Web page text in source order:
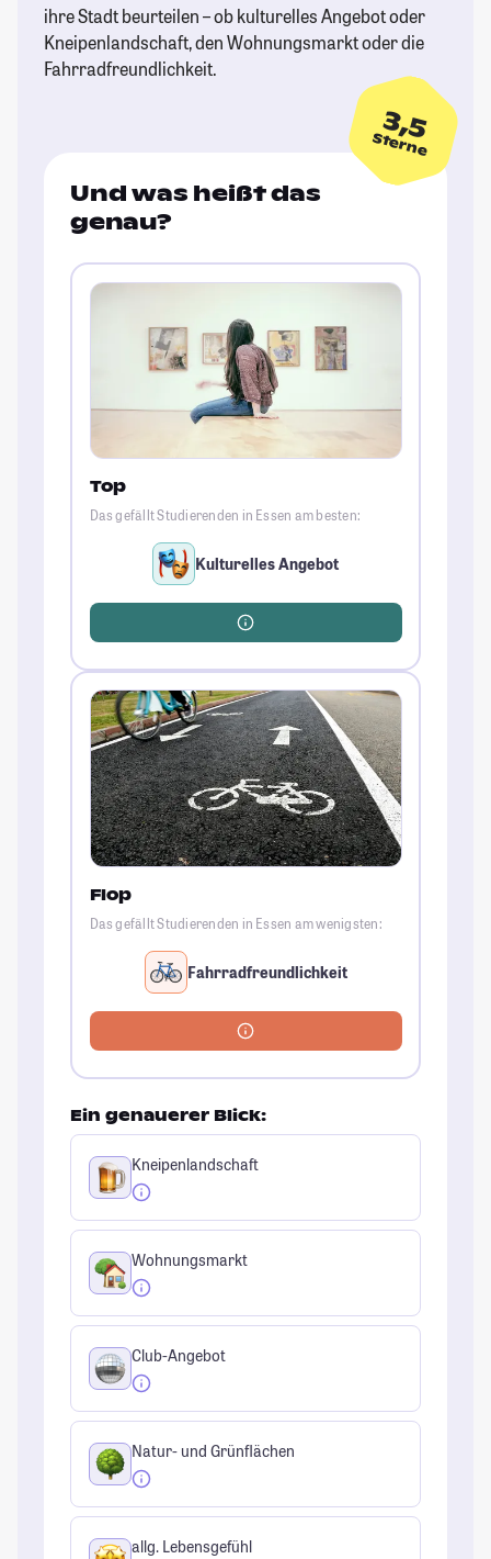
ihre Stadt beurteilen – ob kulturelles Angebot oder
Kneipenlandschaft, den Wohnungsmarkt oder die
Fahrradfreundlichkeit.
3,5
Sterne
Und was heißt das
genau?
Top
Das gefällt Studierenden in Essen am besten:
Kulturelles Angebot
Flop
Das gefällt Studierenden in Essen am wenigsten:
Fahrradfreundlichkeit
Ein genauerer Blick:
Kneipenlandschaft
Wohnungsmarkt
Club-Angebot
Natur- und Grünflächen
allg. Lebensgefühl